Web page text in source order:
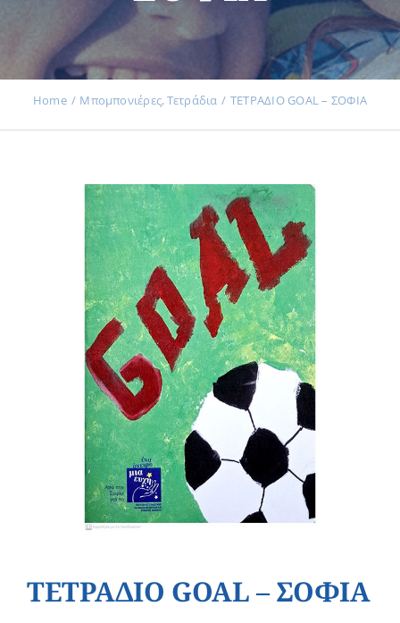
Εκδηλώσεις
Προϊόντα
Επικοινωνία
Εισφορές
Home Μπομπονιέρες Τετράδια ΤΕΤΡΑΔΙΟ GOAL – ΣΟΦΙΑ
ΤΕΤΡΑΔΙΟ GOAL – ΣΟΦΙΑ